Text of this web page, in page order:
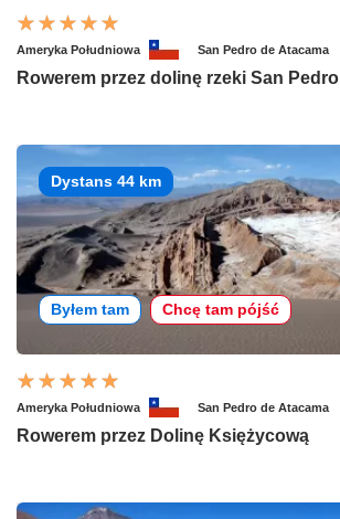
Ameryka Południowa San Pedro de Atacama
Rowerem przez dolinę rzeki San Pedro
Dystans 44 km
Byłem tam Chcę tam pójść
Ameryka Południowa San Pedro de Atacama
Rowerem przez Dolinę Księżycową